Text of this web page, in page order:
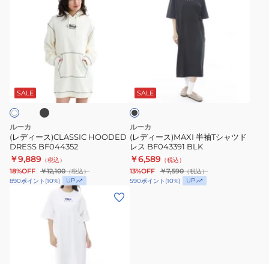
ス)CLASSIC
HOODED
BF044352
SALE
ルーカ
(レディース)CLASSIC HOODED
DRESS BF044352
￥9,889 （税込）
18%OFF ￥12,100（税込）
890ポイント (10%) UP
シ
ャ
ツ
ド
レ
ス
SALE
ブ
ッ
ク
ルーカ
(レディース)MAXI 半袖Tシャツド
レス BF043391 BLK
￥6,589 （税込）
13%OFF ￥7,590（税込）
590ポイント (10%) UP